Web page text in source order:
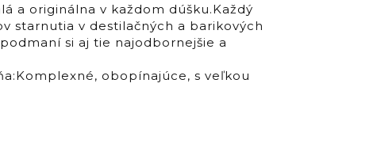
a originálna v každom dúšku.Každý
starnutia v destilačných a barikových
si aj tie najodbornejšie a
obopínajúce, s veľkou